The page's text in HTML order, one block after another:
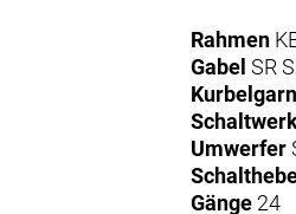
Rahmen
Gabel SR
Umwerfer
Gänge 24